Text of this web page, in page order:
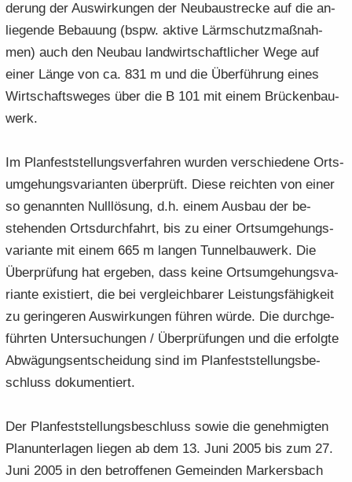
de­rung der Aus­wir­kun­gen der Neu­bau­stre­cke auf die an­
lie­gen­de Be­bau­ung (bspw. ak­ti­ve Lärm­schutz­maß­nah­
men) auch den Neu­bau land­wirt­schaft­li­cher Wege auf
einer Länge von ca. 831 m und die Über­füh­rung eines
Wirt­schafts­we­ges über die B 101 mit einem Brü­cken­bau­
werk.
Im Plan­fest­stel­lungs­ver­fah­ren wur­den ver­schie­de­ne Orts­
um­ge­hungs­va­ri­an­ten über­prüft. Diese reich­ten von einer
so ge­nann­ten Null­lö­sung, d.h. einem Aus­bau der be­
stehen­den Orts­durch­fahrt, bis zu einer Orts­um­ge­hungs­
va­ri­an­te mit einem 665 m lan­gen Tun­nel­bau­werk. Die
Über­prü­fung hat er­ge­ben, dass keine Orts­um­ge­hungs­va­
ri­an­te exis­tiert, die bei ver­gleich­ba­rer Leis­tungs­fä­hig­keit
zu ge­rin­ge­ren Aus­wir­kun­gen füh­ren würde. Die durch­ge­
führ­ten Un­ter­su­chun­gen / Über­prü­fun­gen und die er­folg­te
Ab­wä­gungs­ent­schei­dung sind im Plan­fest­stel­lungs­be­
schluss do­ku­men­tiert.
Der Plan­fest­stel­lungs­be­schluss sowie die ge­neh­mig­ten
Plan­un­ter­la­gen lie­gen ab dem 13. Juni 2005 bis zum 27.
Juni 2005 in den be­trof­fe­nen Ge­mein­den Mar­kers­bach